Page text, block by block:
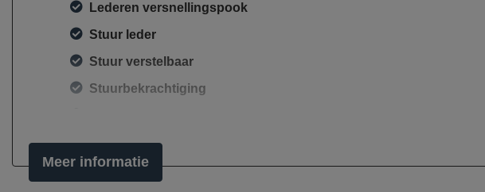
Lederen versnellingspook
Stuur leder
Stuur verstelbaar
Stuurbekrachtiging
Exterieur
Buitenspiegels elektrisch inklapbaar
Meer informatie